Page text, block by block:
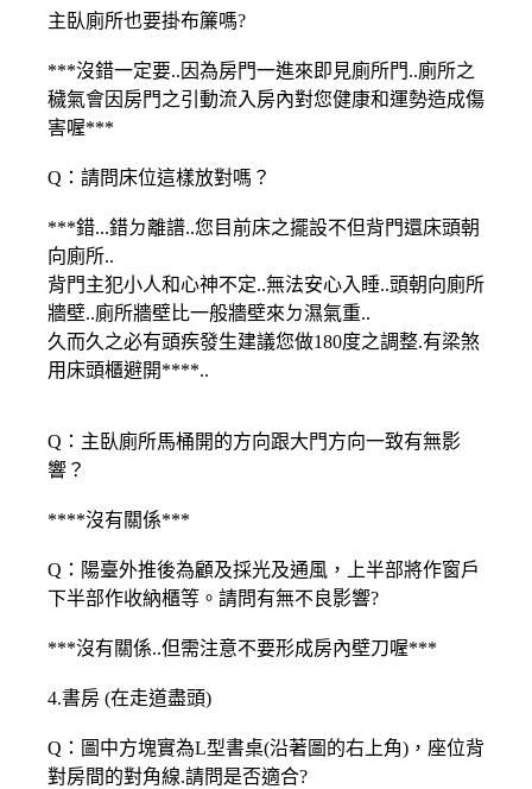
主臥廁所也要掛布簾嗎?
***沒錯一定要..因為房門一進來即見廁所門..廁所之
穢氣會因房門之引動流入房內對您健康和運勢造成傷
害喔***
Q：請問床位這樣放對嗎？
***錯...錯ㄉ離譜..您目前床之擺設不但背門還床頭朝
向廁所..
背門主犯小人和心神不定..無法安心入睡..頭朝向廁所
牆壁..廁所牆壁比一般牆壁來ㄉ濕氣重..
久而久之必有頭疾發生建議您做180度之調整.有梁煞
用床頭櫃避開****..
Q：主臥廁所馬桶開的方向跟大門方向一致有無影
響？
****沒有關係***
Q：陽臺外推後為顧及採光及通風，上半部將作窗戶
下半部作收納櫃等。請問有無不良影響?
***沒有關係..但需注意不要形成房內壁刀喔***
4.書房 (在走道盡頭)
Q：圖中方塊實為L型書桌(沿著圖的右上角)，座位背
對房間的對角線.請問是否適合?